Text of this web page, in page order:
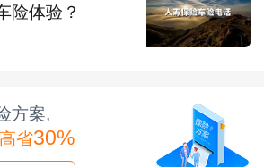
元，购置价的0.15%，进口车
险（4座轿车400元一年）、盗
元，南方台风多雨可以考虑
要你想花钱，保险公司会有各种
险体验？
方案,
省30%